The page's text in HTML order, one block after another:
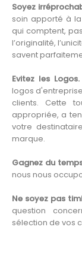
Soyez
soin apporté à
qui comptent,
l’originalité,
savent
Evitez les Logos.
logos
clients. Cette
appropriée, a
votre
marque.
Gagnez du
nous nous
Ne soyez pas
question
sélection de vos